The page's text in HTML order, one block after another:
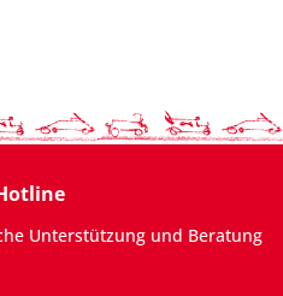
Unterstützung und Beratung